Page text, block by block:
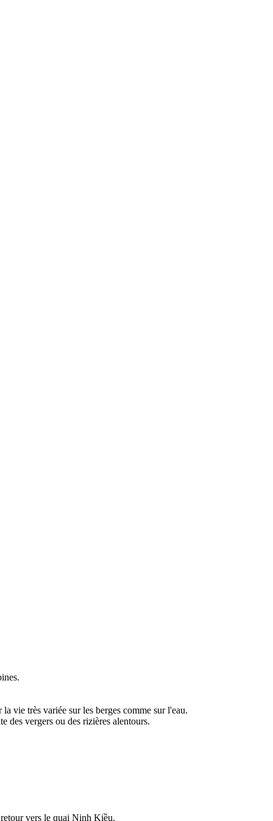
vie très variée sur les berges comme sur l'eau.
des vergers ou des rizières alentours.
vers le quai Ninh Kiều.